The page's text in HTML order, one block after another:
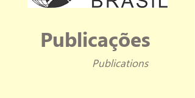
Publicações
Publications